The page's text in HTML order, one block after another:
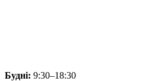
Будні: 9:30–18:30